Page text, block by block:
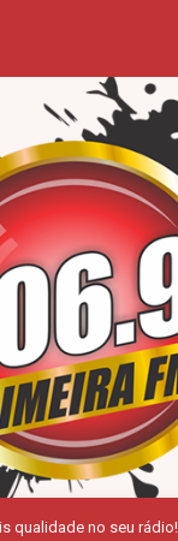
qualidade no seu rádio!